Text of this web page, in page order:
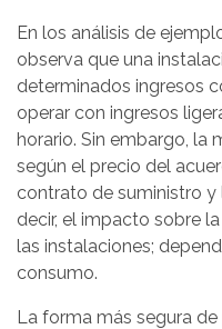
En los análisis de
observa que una
determinados ingresos
operar con ingresos
horario. Sin embargo, la
según el precio del
contrato de suministro y
decir, el impacto sobre
las instalaciones;
consumo.
La forma más segura